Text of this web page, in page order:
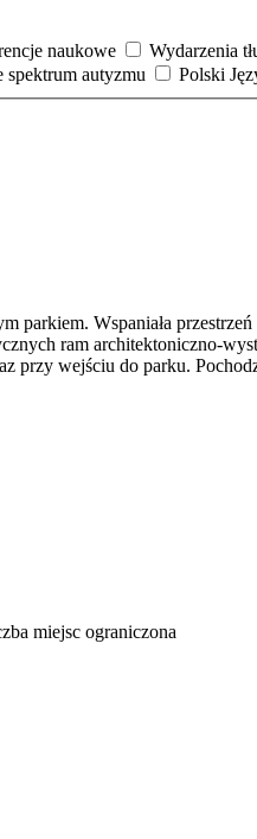
naukowe Wydarzenia
spektrum autyzmu Polski
Wspaniała
ram architektoniczno-
przy wejściu do parku.
miejsc ograniczona